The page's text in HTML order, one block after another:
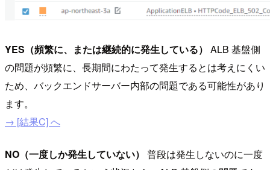
YES（頻繁に、または継続的に発生している） ALB 基盤側
の問題が頻繁に、長期間にわたって発生するとは考えにくい
ため、バックエンドサーバー内部の問題である可能性があり
ます。
→ [結果C] へ
NO（一度しか発生していない） 普段は発生しないのに一度